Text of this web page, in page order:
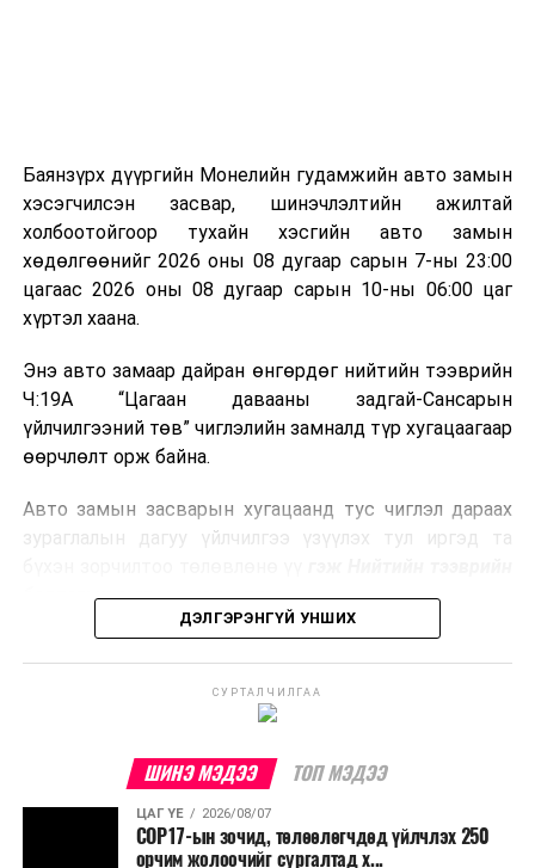
болон дулааны эрчим хүч үйлдвэрлэхэд ашиглаж
болдог. Зарим технологийн хувьд шаталтын дараа
үлдэх үнснээс фосфор зэрэг ашигт эрдсийг сэргээн
авах боломжтой аж.
Япон, Герман, Швейцар, Нидерланд, Өмнөд Солонгос
зэрэг улс лаг хатаах, шатаах технологийг ашиглаж
байна. Тухайлбал, Германд лаг шатаах үйлдвэрээс
гарсан үнснээс фосфор сэргээн авах технологи
ашигладаг бол Нидерландад төвлөрсөн лаг
боловсруулах үйлдвэрүүдээр дулаан, цахилгаан
Ийнхүү лаг хатаах, шатаах технологийг лагийн
улсад өргөн ашиглаж байна.
Баянзүрх дүүргийн Монелийн гудамжийн авто замын
хэсэгчилсэн засвар, шинэчлэлтийн ажилтай
холбоотойгоор тухайн хэсгийн авто замын
хөдөлгөөнийг 2026 оны 08 дугаар сарын 7-ны 23:00
цагаас 2026 оны 08 дугаар сарын 10-ны 06:00 цаг
хүртэл хаана.
Энэ авто замаар дайран өнгөрдөг нийтийн тээврийн
Ч:19А “Цагаан давааны задгай-Сансарын
үйлчилгээний төв” чиглэлийн замналд түр хугацаагаар
өөрчлөлт орж байна.
Авто замын засварын хугацаанд тус чиглэл дараах
зураглалын дагуу үйлчилгээ үзүүлэх тул иргэд та
бодлогын газраас мэдээллээ.
ДЭЛГЭРЭНГҮЙ УНШИХ
СУРТАЛЧИЛГАА
ШИНЭ МЭДЭЭ ТОП МЭДЭЭ
ЦАГ ҮЕ 2026/08/07
COP17-ын зочид, төлөөлөгчдөд үйлчлэх 250
орчим жолоочийг сургалтад х...